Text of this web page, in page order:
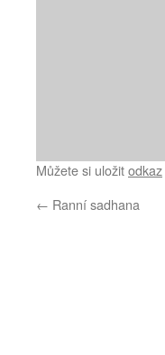
Můžete si uložitodkaz
← Ranní sadhana